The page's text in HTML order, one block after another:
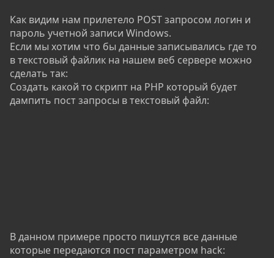
Как видим нам прилетело POST запросом логин и
пароль учетной записи Windows.
Если мы хотим что бы данные записывались где то
в текстовый файлик на нашем веб сервере можно
сделать так:
Создать какой то скрипт на PHP который будет
дампить пост запросы в текстовый файл:
В данном примере просто пишутся все данные
которые передаются пост параметром hack: